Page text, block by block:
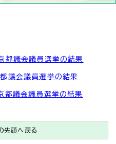
議会議員選挙の結果
議会議員選挙の結果
議会議員選挙の結果
先頭へ戻る